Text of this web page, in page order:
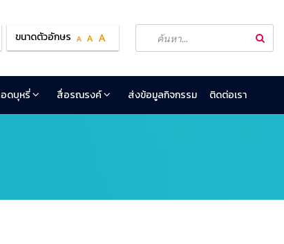
ขนาดตัวอักษร
อดบุหรี่ สื่อรณรงค์ ส่งข้อมูลกิจกรรม ติดต่อเรา